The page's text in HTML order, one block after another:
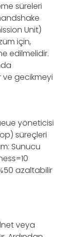
süreleri
Unit)
için,
edilmelidir.
ve gecikmeyi
yöneticisi
süreçleri
Sunucu
azaltabilir
veya